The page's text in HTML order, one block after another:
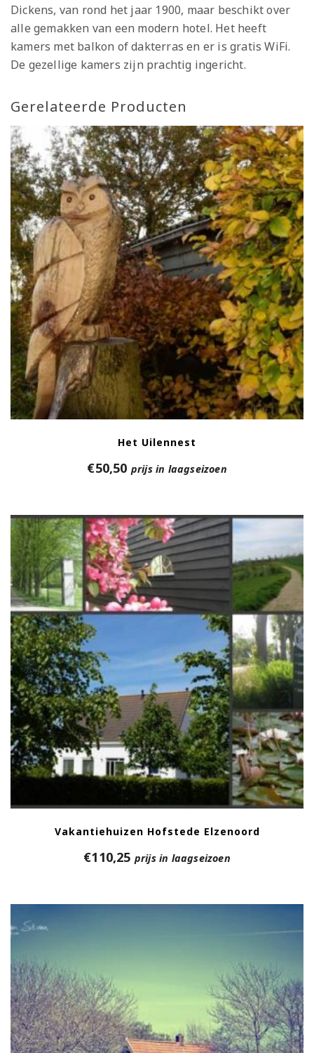
Dickens, van rond het jaar 1900, maar beschikt over
alle gemakken van een modern hotel. Het heeft
kamers met balkon of dakterras en er is gratis WiFi.
De gezellige kamers zijn prachtig ingericht.
Gerelateerde Producten
Het Uilennest
€50,50 prijs in laagseizoen
Vakantiehuizen Hofstede Elzenoord
€110,25 prijs in laagseizoen